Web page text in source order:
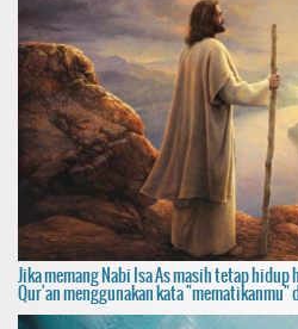
Jika memang Nabi Isa As masih tetap hidup
Qur'an menggunakan kata "mematikanmu"